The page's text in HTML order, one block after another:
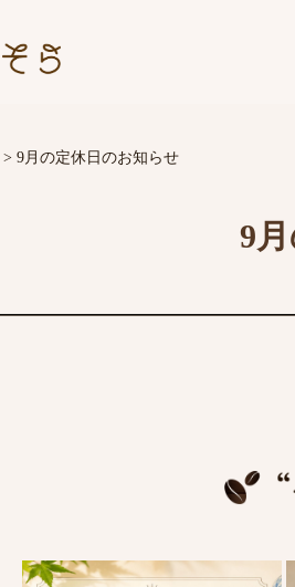
> 9月の定休日のお知らせ
9